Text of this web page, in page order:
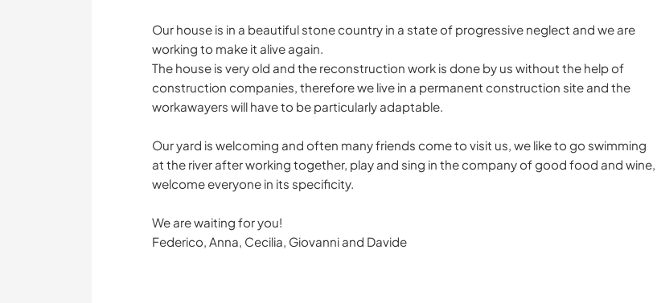
Our house is in a beautiful stone country in a state of progressive neglect and we are
working to make it alive again.
The house is very old and the reconstruction work is done by us without the help of
construction companies, therefore we live in a permanent construction site and the
workawayers will have to be particularly adaptable.
Our yard is welcoming and often many friends come to visit us, we like to go swimming
at the river after working together, play and sing in the company of good food and wine,
welcome everyone in its specificity.
We are waiting for you!
Federico, Anna, Cecilia, Giovanni and Davide